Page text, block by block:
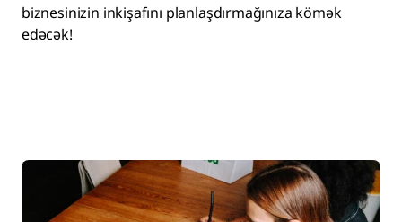
biznesinizin inkişafını planlaşdırmağınıza kömək
edəcək!